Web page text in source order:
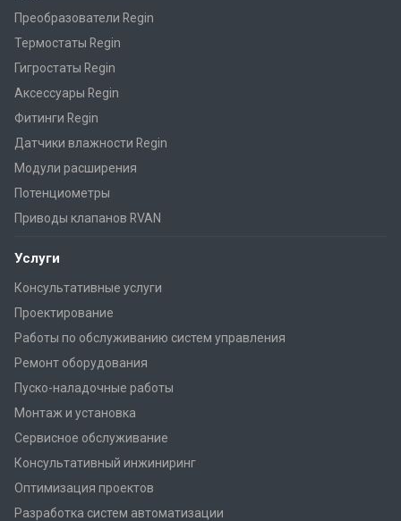
Преобразователи Regin
Термостаты Regin
Гигростаты Regin
Аксессуары Regin
Фитинги Regin
Датчики влажности Regin
Модули расширения
Потенциометры
Приводы клапанов RVAN
Услуги
Консультативные услуги
Проектирование
Работы по обслуживанию систем управления
Ремонт оборудования
Пуско-наладочные работы
Монтаж и установка
Сервисное обслуживание
Консультативный инжиниринг
Оптимизация проектов
Разработка систем автоматизации